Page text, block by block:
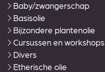
Baby/zwangerschap
Basisolie
Bijzondere plantenolie
Cursussen en workshops
Divers
Etherische olie